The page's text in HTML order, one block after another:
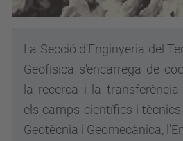
La Secció d’Enginyeria del
Geofísica s'encarrega de
la recerca i la
els camps científics i
Geotècnia i Geomecànica,